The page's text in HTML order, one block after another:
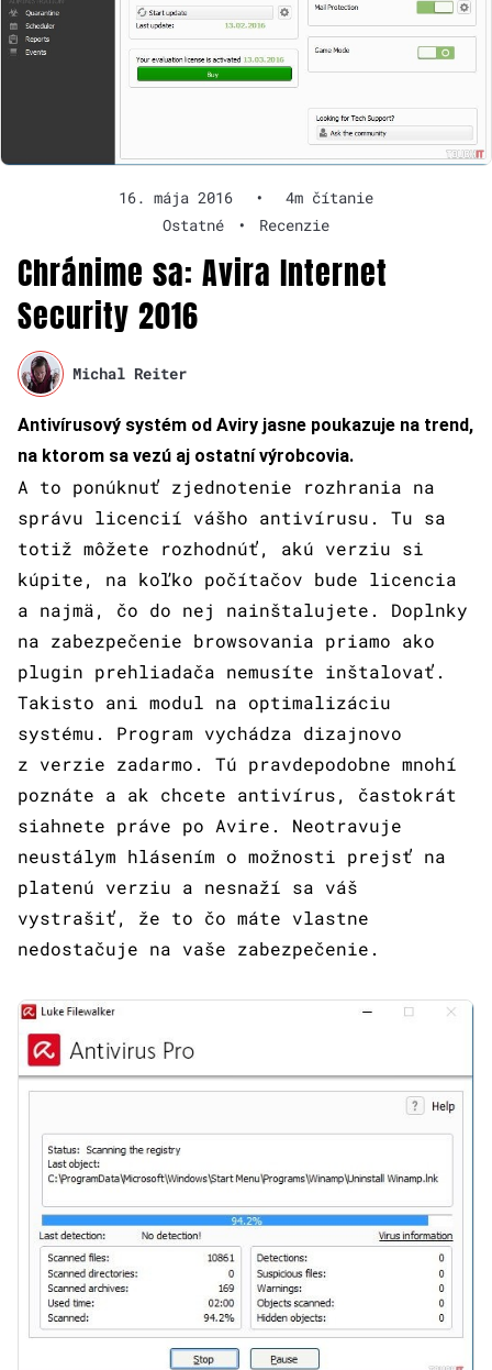
16. mája 2016 •
4m čítanie
Ostatné
• Recenzie
Chránime sa: Avira Internet
Security 2016
Michal Reiter
Antivírusový systém od Aviry jasne poukazuje na trend,
na ktorom sa vezú aj ostatní výrobcovia.
A to ponúknuť zjednotenie rozhrania na
správu licencií vášho antivírusu. Tu sa
totiž môžete rozhodnúť, akú verziu si
kúpite, na koľko počítačov bude licencia
a najmä, čo do nej nainštalujete. Doplnky
na zabezpečenie browsovania priamo ako
plugin prehliadača nemusíte inštalovať.
Takisto ani modul na optimalizáciu
systému. Program vychádza dizajnovo
z verzie zadarmo. Tú pravdepodobne mnohí
poznáte a ak chcete antivírus, častokrát
siahnete práve po Avire. Neotravuje
neustálym hlásením o možnosti prejsť na
platenú verziu a nesnaží sa váš
vystrašiť, že to čo máte vlastne
nedostačuje na vaše zabezpečenie.